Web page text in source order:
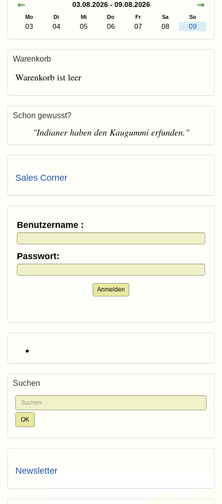
03.08.2026 - 09.08.2026
Mo Di Mi Do Fr Sa So
03 04 05 06 07 08 09
Warenkorb
Warenkorb ist leer
Schon gewusst?
"Indianer haben den Kaugummi erfunden."
Sales Corner
Benutzername :
Passwort:
Anmelden
Suchen
Newsletter